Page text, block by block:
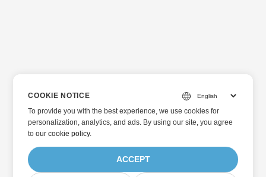
COOKIE NOTICE
To provide you with the best experience, we use cookies for
personalization, analytics, and ads. By using our site, you agree
toour cookie policy.
ACCEPT